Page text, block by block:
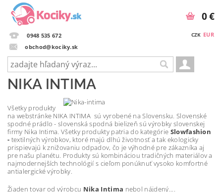
0948 535 672
obchod@kociky.sk
CZK EUR
0 €
NIKA INTIMA
Všetky produkty
na webstránke NIKA INTIMA sú vyrobené na Slovensku. Slovenské
spodné prádlo - slovenská spodná bielizeň sú výrobky slovenskej
firmy Nika Intima. Všetky produkty patria do kategórie Slowfashion
- textilných výrobkov, ktoré majú dlhú životnosť a tak ekologicky
prispievajú k znižovaniu odpadov, čo je výhodné pre zákazníka aj
pre našu planétu. Produkty sú kombináciou tradičných materiálov a
najmodernejších technológií s cieľom ponúknuť vysoko komfortné
antialergické výrobky.
Žiaden tovar od výrobcu Nika Intima nebol nájdený....